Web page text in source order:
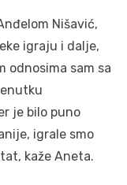
Nišavić,
igraju i dalje,
odnosima sam sa
je bilo puno
igrale smo
kaže Aneta.